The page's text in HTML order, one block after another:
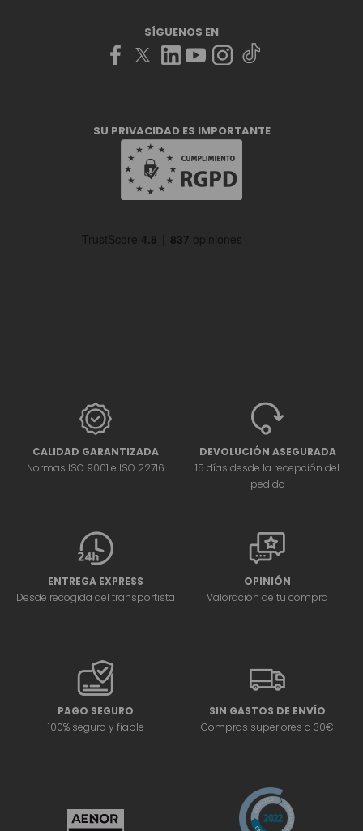
SÍGUENOS EN
SU PRIVACIDAD ES IMPORTANTE
CALIDAD GARANTIZADA
Normas ISO 9001 e ISO 22716
DEVOLUCIÓN ASEGURADA
15 días desde la recepción del
pedido
ENTREGA EXPRESS
Desde recogida del transportista
OPINIÓN
Valoración de tu compra
PAGO SEGURO
100% seguro y fiable
SIN GASTOS DE ENVÍO
Compras superiores a 30€